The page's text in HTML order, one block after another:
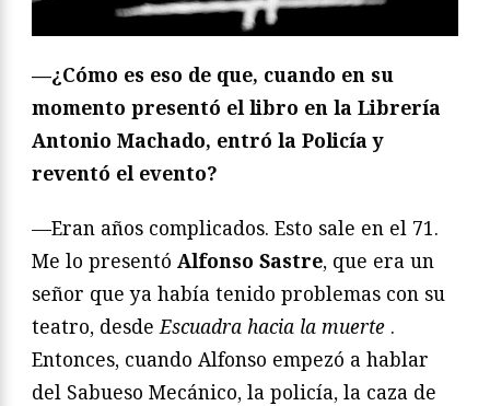
—¿Cómo es eso de que, cuando en su
momento presentó el libro en la Librería
Antonio Machado, entró la Policía y
reventó el evento?
—Eran años complicados. Esto sale en el 71.
Me lo presentó Alfonso Sastre, que era un
señor que ya había tenido problemas con su
teatro, desdeEscuadra hacia la muerte .
Entonces, cuando Alfonso empezó a hablar
del Sabueso Mecánico, la policía, la caza de